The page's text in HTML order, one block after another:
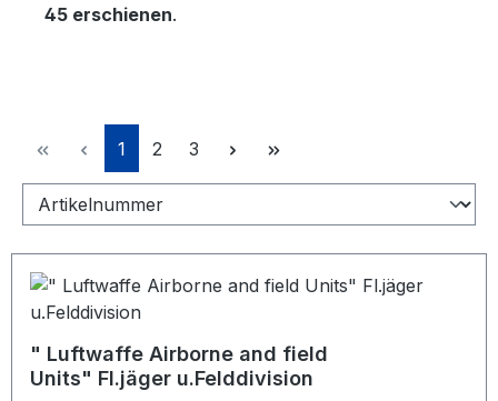
45 erschienen.
Page
1 Page
2 Page
3
" Luftwaffe Airborne and field
Units" Fl.jäger u.Felddivision